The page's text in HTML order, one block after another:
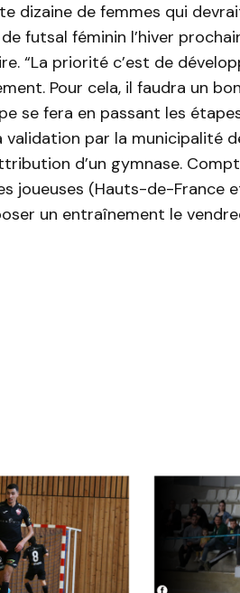
dizaine de femmes qui
futsal féminin l’hiver
“La priorité c’est de
Pour cela, il faudra un
se fera en passant les
validation par la municipalité
d’un gymnase.
joueuses (Hauts-de-France
un entraînement le